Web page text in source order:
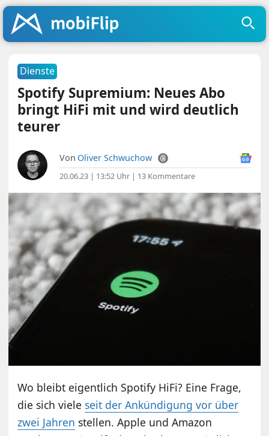
Dienste
Spotify Supremium: Neues Abo
bringt HiFi mit und wird deutlich
teurer
Von Oliver Schwuchow
20.06.23 | 13:52 Uhr | 13 Kommentare
Wo bleibt eigentlich Spotify HiFi? Eine Frage,
die sich viele seit der Ankündigung vor über
zwei Jahren stellen. Apple und Amazon